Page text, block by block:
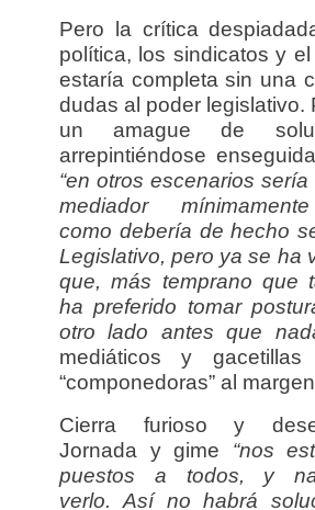
Pero la crítica
política, los sindicatos y
estaría completa sin una
dudas al poder legislativo.
un amague de
arrepintiéndose
“en otros escenarios
mediador
como debería de hecho
Legislativo, pero ya se ha
que, más temprano que
ha preferido tomar
otro lado antes que
mediáticos y
“componedoras” al
Cierra furioso y
Jornada y gime “nos
puestos a todos, y
verlo.Así no habrá